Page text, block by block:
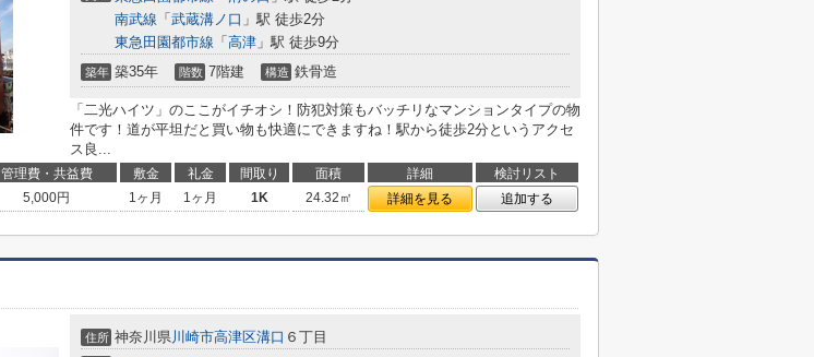
南武線 「 武蔵溝ノ口 」駅 徒歩2分
東急田園都市線 「 高津 」駅 徒歩9分
築年 築35年 階数 7階建 構造 鉄骨造
「二光ハイツ」のここがイチオシ！防犯対策もバッチリなマンションタイプの物
件です！道が平坦だと買い物も快適にできますね！駅から徒歩2分というアクセ
ス良...
管理費・共益費 敷金 礼金 間取り 面積 詳細
検討リスト
5,000円 1ヶ月 1ヶ月 1K 24.32㎡ 詳細を見る 追加する
住所 神奈川県川崎市高津区溝口 ６丁目